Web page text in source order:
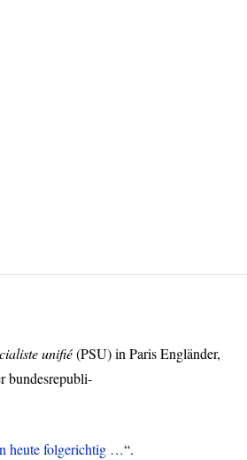
unifié(PSU) in Paris Engländer,
bundesrepubli-
heute folgerichtig …“.